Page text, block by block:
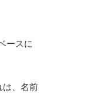
ースに
、名前